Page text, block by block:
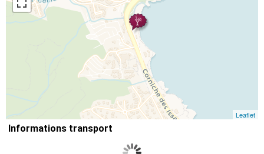
Leaflet
Informations transport